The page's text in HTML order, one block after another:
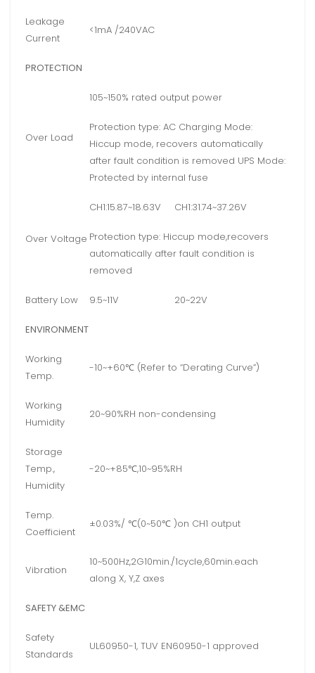
Leakage
Current
<1mA /240VAC
PROTECTION
Over Load
105~150% rated output power
Protection type: AC Charging Mode:
Hiccup mode, recovers automatically
after fault condition is removed UPS Mode:
Protected by internal fuse
Over Voltage
CH1:15.87~18.63V CH1:31.74~37.26V
Protection type: Hiccup mode,recovers
automatically after fault condition is
removed
Battery Low 9.5~11V 20~22V
ENVIRONMENT
Working
Temp.
-10~+60℃ (Refer to “Derating Curve”)
Working
Humidity
20~90%RH non-condensing
Storage
Temp.,
Humidity
-20~+85℃,10~95%RH
Temp.
Coefficient
±0.03%/ ℃(0~50℃ )on CH1 output
Vibration
10~500Hz,2G10min./1cycle,60min.each
along X, Y,Z axes
SAFETY &EMC
Safety
Standards
UL60950-1, TUV EN60950-1 approved